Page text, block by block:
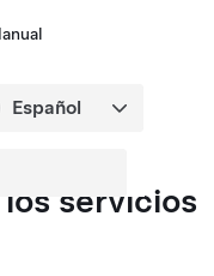
servicios